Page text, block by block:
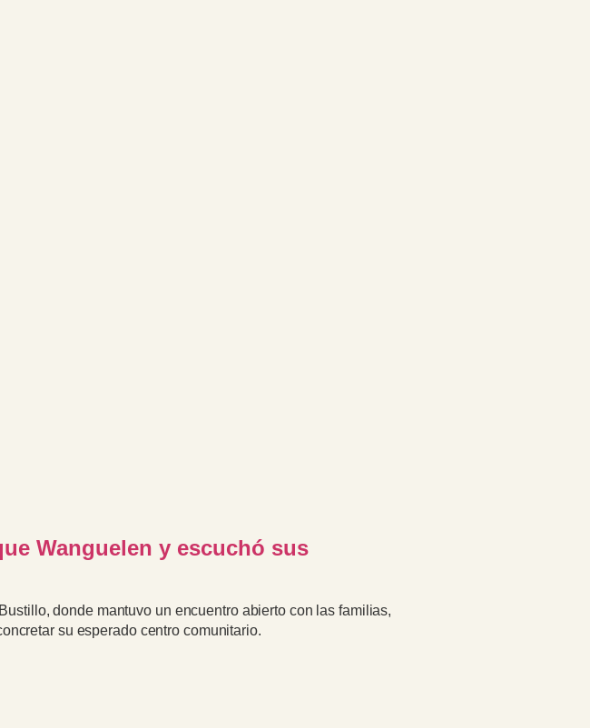
Wanguelen y escuchó sus
donde mantuvo un encuentro abierto con las familias,
su esperado centro comunitario.